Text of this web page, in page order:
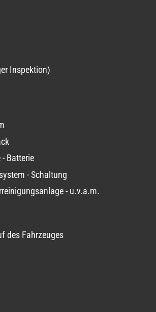
Inspektion)
Batterie
- Schaltung
- u.v.a.m.
des Fahrzeuges